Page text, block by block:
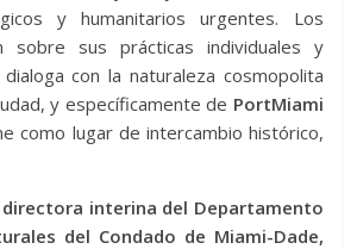
y humanitarios urgentes. Los
sobre sus prácticas individuales y
con la naturaleza cosmopolita
y específicamente de PortMiami
como lugar de intercambio histórico,
directora interina del Departamento
del Condado de Miami-Dade,